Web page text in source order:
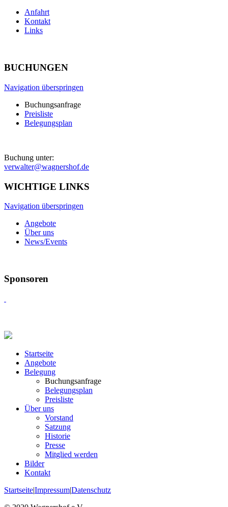
Anfahrt
Kontakt
Links
BUCHUNGEN
Navigation überspringen
Buchungsanfrage
Preisliste
Belegungsplan
Buchung unter:
verwalter@wagnershof.de
WICHTIGE LINKS
Navigation überspringen
Angebote
Über uns
News/Events
Sponsoren
Startseite
Angebote
Belegung
Buchungsanfrage
Belegungsplan
Preisliste
Über uns
Vorstand
Satzung
Historie
Presse
Mitglied werden
Bilder
Kontakt
Startseite|Impressum|Datenschutz